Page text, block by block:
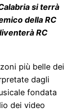
si terrà
della RC
RC
più belle dei
dagli
fondata
dei video